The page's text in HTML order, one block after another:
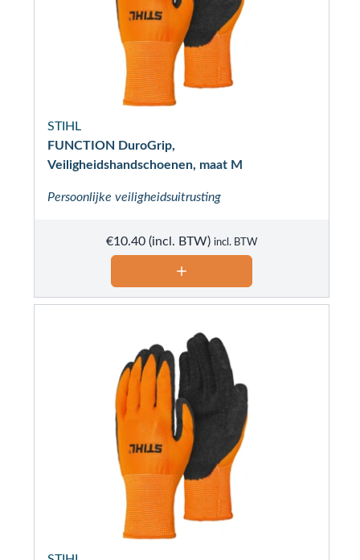
STIHL
FUNCTION DuroGrip,
Veiligheidshandschoenen, maat M
Persoonlijke veiligheidsuitrusting
€10.40 incl. BTW